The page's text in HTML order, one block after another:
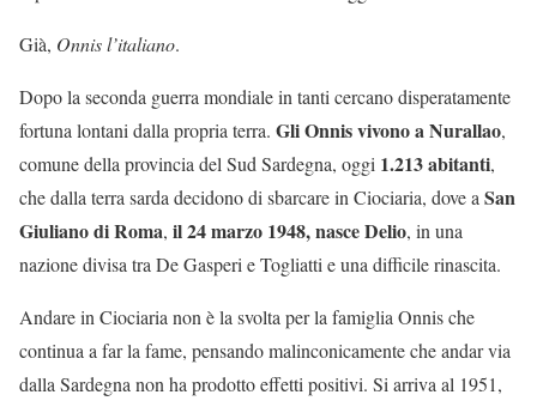
Già, Onnis l’italiano.
Dopo la seconda guerra mondiale in tanti cercano disperatamente
fortuna lontani dalla propria terra. Gli Onnis vivono a Nurallao,
comune della provincia del Sud Sardegna, oggi 1.213 abitanti,
che dalla terra sarda decidono di sbarcare in Ciociaria, dove a San
Giuliano di Roma, il 24 marzo 1948, nasce Delio, in una
nazione divisa tra De Gasperi e Togliatti e una difficile rinascita.
Andare in Ciociaria non è la svolta per la famiglia Onnis che
continua a far la fame, pensando malinconicamente che andar via
dalla Sardegna non ha prodotto effetti positivi. Si arriva al 1951,